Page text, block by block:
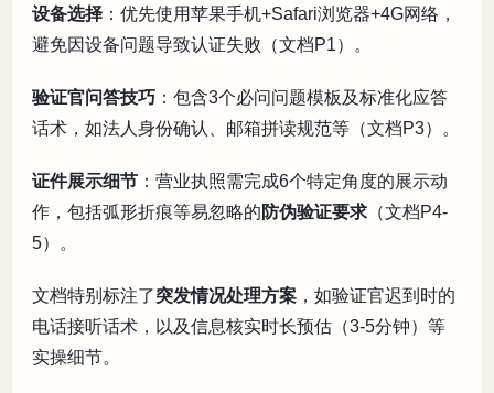
设备选择 ：优先使用苹果手机+Safari浏览器+4G网络，
避免因设备问题导致认证失败（文档P1）。
验证官问答技巧 ：包含3个必问问题模板及标准化应答
话术，如法人身份确认、邮箱拼读规范等（文档P3）。
证件展示细节 ：营业执照需完成6个特定角度的展示动
作，包括弧形折痕等易忽略的 防伪验证要求 （文档P4-
5）。
文档特别标注了突发情况处理方案 ，如验证官迟到时的
电话接听话术，以及信息核实时长预估（3-5分钟）等
实操细节。